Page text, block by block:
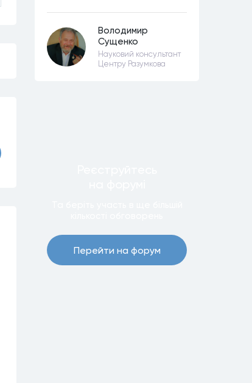
Володимир
Сущенко
Науковий консультант
Центру Разумкова
Перейти на форум